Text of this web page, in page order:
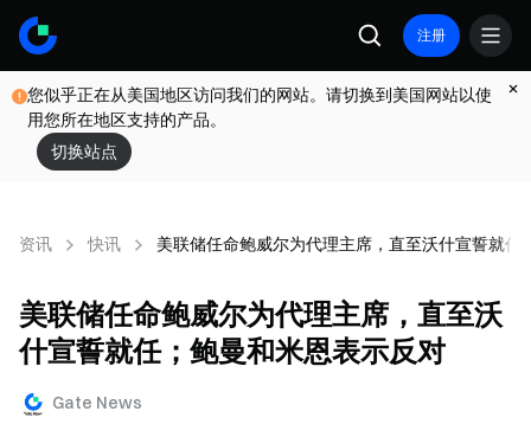
注册
您似乎正在从美国地区访问我们的网站。请切换到美国网站以使
用您所在地区支持的产品。
切换站点
资讯 快讯 美联储任命鲍威尔为代理主席，直至沃什宣誓就任
美联储任命鲍威尔为代理主席，直至沃
什宣誓就任；鲍曼和米恩表示反对
Gate News